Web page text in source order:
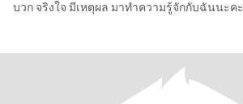
บวก จริงใจ มีเหตุผล มาทำความรู้จักกับฉันนะคะ